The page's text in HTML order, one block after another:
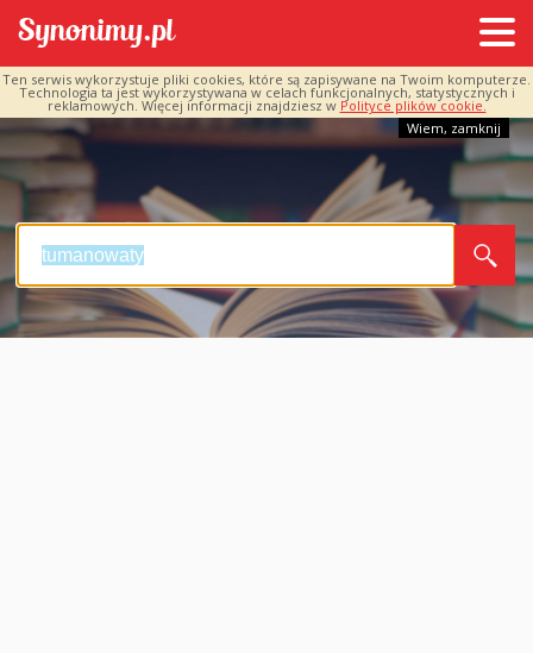
Ten serwis wykorzystuje pliki cookies, które są zapisywane na Twoim komputerze.
Technologia ta jest wykorzystywana w celach funkcjonalnych, statystycznych i
reklamowych. Więcej informacji znajdziesz w Polityce plików cookie.
Wiem, zamknij